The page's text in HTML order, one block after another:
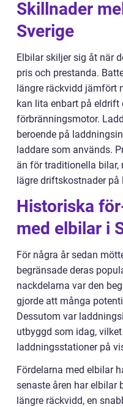
Skillnader
Sverige
Elbilar skiljer sig åt när
pris och prestanda.
längre räckvidd jämfört
kan lita enbart på eldrift
förbränningsmotor.
beroende på
laddare som används.
än för traditionella bilar,
lägre driftskostnader på
Historiska
med elbilar i
För några år sedan
begränsade deras
nackdelarna var den
gjorde att många
Dessutom var
utbyggd som idag,
laddningsstationer på
Fördelarna med elbilar
senaste åren har elbilar
längre räckvidd, en